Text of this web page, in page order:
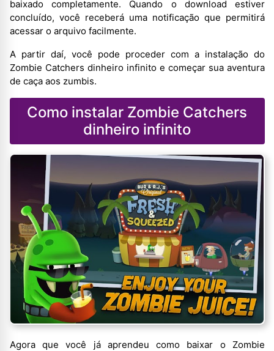
baixado completamente. Quando o download estiver
concluído, você receberá uma notificação que permitirá
acessar o arquivo facilmente.
A partir daí, você pode proceder com a instalação do
Zombie Catchers dinheiro infinito e começar sua aventura
de caça aos zumbis.
Como instalar Zombie Catchers
dinheiro infinito
Agora que você já aprendeu como baixar o Zombie